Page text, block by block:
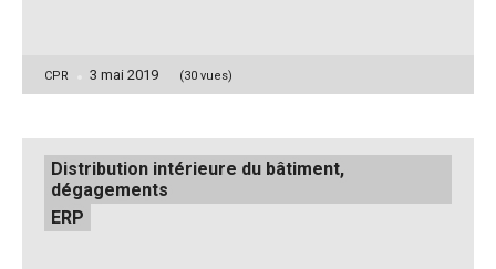
Posted
CPR 3 mai 2019 (30 vues)
Posted
inDistribution intérieure du bâtiment,
dégagements
ERP